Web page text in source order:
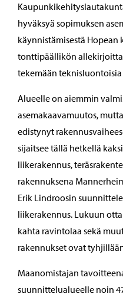
hyväksyä sopimuksen
käynnistämisestä
tonttipäällikön
tekemään
Alueelle on aiemmin
asemakaavamuutos,
edistynyt
sijaitsee tällä hetkellä
liikerakennus,
rakennuksena
Erik Lindroosin
liikerakennus. Lukuun
kahta ravintolaa sekä
rakennukset ovat
Maanomistajan
suunnittelualueelle noin